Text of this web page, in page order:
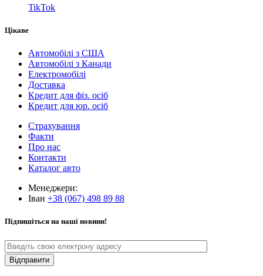
TikTok
Цікаве
Автомобілі з США
Автомобілі з Канади
Електромобілі
Доставка
Кредит для фіз. осіб
Кредит для юр. осіб
Страхування
Факти
Про нас
Контакти
Каталог авто
Менеджери:
Іван +38 (067) 498 89 88
Підпишіться на наші новини!